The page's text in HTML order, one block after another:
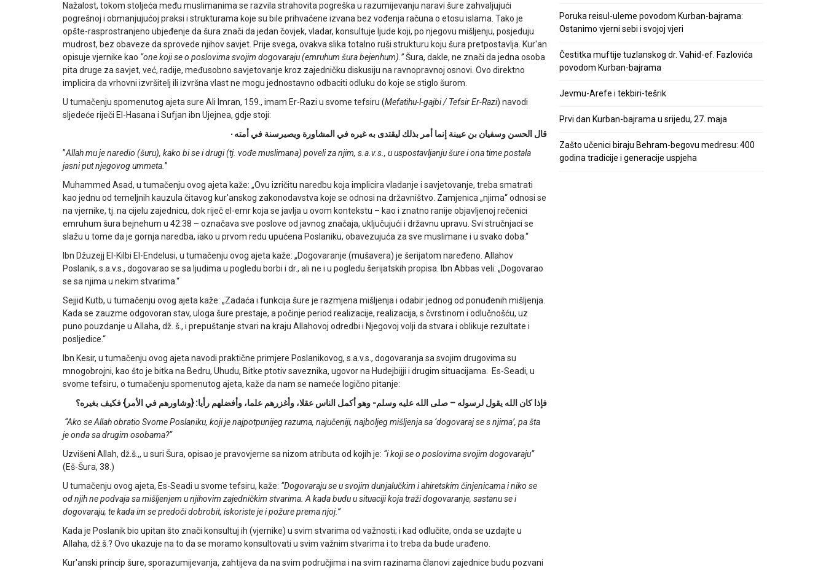
Nažalost, tokom stoljeća među muslimanima se razvila strahovita pogreška u razumijevanju naravi šure zahvaljujući
pogrešnoj i obmanjujućoj praksi i strukturama koje su bile prihvaćene izvana bez vođenja računa o etosu islama. Tako je
opšte-rasprostranjeno ubjeđenje da šura znači da jedan čovjek, vladar, konsultuje ljude koji, po njegovu mišljenju, posjeduju
mudrost, bez obaveze da sprovede njihov savjet. Prije svega, ovakva slika totalno ruši strukturu koju šura pretpostavlja. Kur'an
opisuje vjernike kao “one koji se o poslovima svojim dogovaraju (emruhum šura bejenhum).”Šura, dakle, ne znači da jedna osoba
pita druge za savjet, već, radije, međusobno savjetovanje kroz zajedničku diskusiju na ravnopravnoj osnovi. Ovo direktno
implicira da vrhovni izvršitelj ili izvršna vlast ne mogu jednostavno odbaciti odluku do koje se stiglo šurom.
U tumačenju spomenutog ajeta sure Ali Imran, 159., imam Er-Razi u svome tefsiru (Mefatihu-l-gajbi / Tefsir Er-Razi) navodi
sljedeće riječi El-Hasana i Sufjan ibn Ujejnea, gdje stoji:
قال الحسن وسفيان بن عيينة إنما أمر بذلك ليقتدى به غيره في المشاورة ويصيرسنة في أمته٠
”Allahmu je naredio (šuru), kako bi se i drugi (tj. vođe muslimana) poveli za njim, s.a.v.s., u uspostavljanju šure i ona time postala
jasni put njegovog ummeta. ”
Muhammed Asad, u tumačenju ovog ajeta kaže: „Ovu izričitu naredbu koja implicira vladanje i savjetovanje, treba smatrati
kao jednu od temeljnih kauzula čitavog kur'anskog zakonodavstva koje se odnosi na državništvo. Zamjenica „njima“ odnosi se
na vjernike, tj. na cijelu zajednicu, dok riječ el-emr koja se javlja u ovom kontekstu – kao i znatno ranije objavljenoj rečenici
emruhum šura bejnehum u 42:38 – označava sve poslove od javnog značaja, uključujući i državnu upravu. Svi stručnjaci se
slažu u tome da je gornja naredba, iako u prvom redu upućena Poslaniku, obavezujuća za sve muslimane i u svako doba.“
Ibn Džuzejj El-Kilbi El-Endelusi, u tumačenju ovog ajeta kaže: „Dogovaranje (mušavera) je šerijatom naređeno. Allahov
Poslanik, s.a.v.s., dogovarao se sa ljudima u pogledu borbi i dr., ali ne i u pogledu šerijatskih propisa. Ibn Abbas veli: „Dogovarao
se sa njima u nekim stvarima.“
Sejjid Kutb, u tumačenju ovog ajeta kaže: „Zadaća i funkcija šure je razmjena mišljenja i odabir jednog od ponuđenih mišljenja.
Kada se zauzme odgovoran stav, uloga šure prestaje, a počinje period realizacije, realizacija, s čvrstinom i odlučnošću, uz
puno pouzdanje u Allaha, dž. š., i prepuštanje stvari na kraju Allahovoj odredbi i Njegovoj volji da stvara i oblikuje rezultate i
posljedice.“
Ibn Kesir, u tumačenju ovog ajeta navodi praktične primjere Poslanikovog, s.a.v.s., dogovaranja sa svojim drugovima su
mnogobrojni, kao što je bitka na Bedru, Uhudu, Bitke ptotiv saveznika, ugovor na Hudejbijji i drugim situacijama. Es-Seadi, u
svome tefsiru, o tumačenju spomenutog ajeta, kaže da nam se nameće logično pitanje:
فإذا كان الله يقول لرسوله – صلى الله عليه وسلم- وهو أكمل الناس عقلا، وأغزرهم علما، وأفضلهم رأيا: {وشاورهم في الأمر} فكيف بغيره؟
“Ako se Allah obratio Svome Poslaniku, koji je najpotpunijeg razuma, najučeniji, najboljeg mišljenja sa ‘dogovaraj se s njima’, pa šta
je onda sa drugim osobama?“
Uzvišeni Allah, dž.š.,, u suri Šura, opisao je pravovjerne sa nizom atributa od kojih je: “i koji se o poslovima svojim dogovaraju”
(Eš-Šura, 38.)
U tumačenju ovog ajeta, Es-Seadi u svome tefsiru, kaže: “Dogovaraju se u svojim dunjalučkim i ahiretskim činjenicama i niko se
od njih ne podvaja sa mišljenjem u njihovim zajedničkim stvarima. A kada budu u situaciji koja traži dogovaranje, sastanu se i
dogovaraju, te kada im se predoči dobrobit, iskoriste je i požure prema njoj.”
Kada je Poslanik bio upitan što znači konsultuj ih (vjernike) u svim stvarima od važnosti; i kad odlučite, onda se uzdajte u
Allaha, dž.š.? Ovo ukazuje na to da se moramo konsultovati u svim važnim stvarima i to treba da bude urađeno.
Kur'anski princip šure, sporazumijevanja, zahtijeva da na svim područjima i na svim razinama članovi zajednice budu pozvani
Poruka reisul-uleme povodom Kurban-bajrama:
Ostanimo vjerni sebi i svojoj vjeri
Čestitka muftije tuzlanskog dr. Vahid-ef. Fazlovića
povodom Kurban-bajrama
Jevmu-Arefe i tekbiri-tešrik
Prvi dan Kurban-bajrama u srijedu, 27. maja
Zašto učenici biraju Behram-begovu medresu: 400
godina tradicije i generacije uspjeha